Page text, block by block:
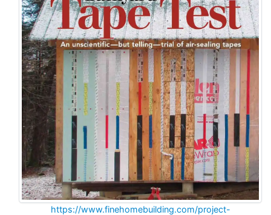
https://www.finehomebuilding.com/project-